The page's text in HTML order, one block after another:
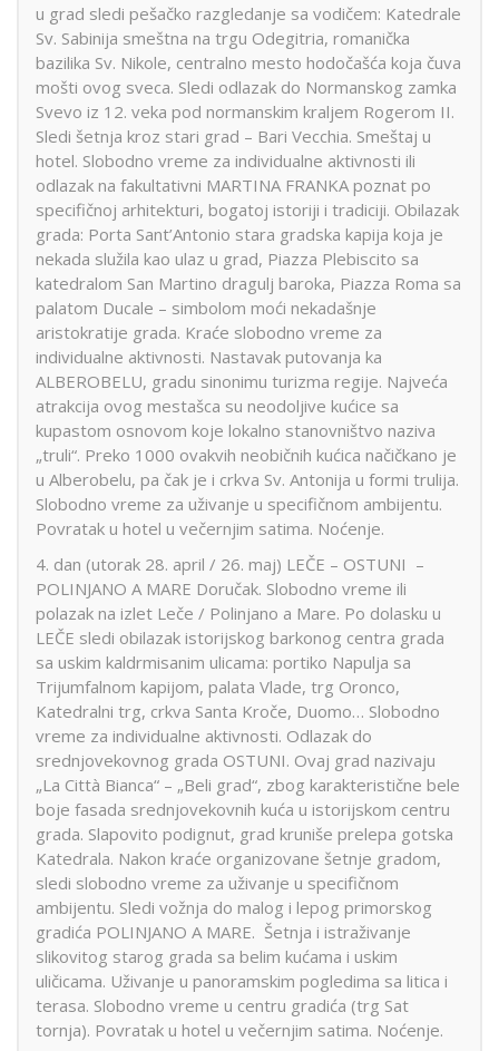
u grad sledi pešačko razgledanje sa vodičem: Katedrale
Sv. Sabinija smeštna na trgu Odegitria, romanička
bazilika Sv. Nikole, centralno mesto hodočašća koja čuva
mošti ovog sveca. Sledi odlazak do Normanskog zamka
Svevo iz 12. veka pod normanskim kraljem Rogerom II.
Sledi šetnja kroz stari grad – Bari Vecchia. Smeštaj u
hotel. Slobodno vreme za individualne aktivnosti ili
odlazak na fakultativni MARTINA FRANKA poznat po
specifičnoj arhitekturi, bogatoj istoriji i tradiciji. Obilazak
grada: Porta Sant’Antonio stara gradska kapija koja je
nekada služila kao ulaz u grad, Piazza Plebiscito sa
katedralom San Martino dragulj baroka, Piazza Roma sa
palatom Ducale – simbolom moći nekadašnje
aristokratije grada. Kraće slobodno vreme za
individualne aktivnosti. Nastavak putovanja ka
ALBEROBELU, gradu sinonimu turizma regije. Najveća
atrakcija ovog mestašca su neodoljive kućice sa
kupastom osnovom koje lokalno stanovništvo naziva
„truli“. Preko 1000 ovakvih neobičnih kućica načičkano je
u Alberobelu, pa čak je i crkva Sv. Antonija u formi trulija.
Slobodno vreme za uživanje u specifičnom ambijentu.
Povratak u hotel u večernjim satima. Noćenje.
4. dan (utorak 28. april / 26. maj) LEČE – OSTUNI –
POLINJANO A MARE Doručak. Slobodno vreme ili
polazak na izlet Leče / Polinjano a Mare. Po dolasku u
LEČE sledi obilazak istorijskog barkonog centra grada
sa uskim kaldrmisanim ulicama: portiko Napulja sa
Trijumfalnom kapijom, palata Vlade, trg Oronco,
Katedralni trg, crkva Santa Kroče, Duomo… Slobodno
vreme za individualne aktivnosti. Odlazak do
srednjovekovnog grada OSTUNI. Ovaj grad nazivaju
„La Città Bianca“ – „Beli grad“, zbog karakteristične bele
boje fasada srednjovekovnih kuća u istorijskom centru
grada. Slapovito podignut, grad kruniše prelepa gotska
Katedrala. Nakon kraće organizovane šetnje gradom,
sledi slobodno vreme za uživanje u specifičnom
ambijentu. Sledi vožnja do malog i lepog primorskog
gradića POLINJANO A MARE. Šetnja i istraživanje
slikovitog starog grada sa belim kućama i uskim
uličicama. Uživanje u panoramskim pogledima sa litica i
terasa. Slobodno vreme u centru gradića (trg Sat
tornja). Povratak u hotel u večernjim satima. Noćenje.